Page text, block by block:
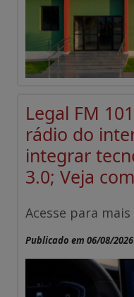
Legal FM
rádio do
integrar
3.0; Veja
Acesse para
Publicado em 06/08/